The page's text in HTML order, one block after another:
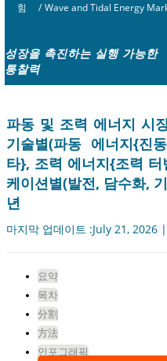
힘 / Wave and Tidal Energy
성장을 촉진하는 실행 가능한
통찰력
파동 및 조력 에너지 시
기술별(파동 에너지{진
타}, 조력 에너지{조력
케이션별(발전, 담수화,
년
마지막 업데이트 :July 21, 2026
요약
목차
分割
方法
인포그래픽